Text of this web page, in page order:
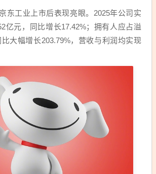
东工业上市后表现亮眼。2025年公司实
亿元，同比增长17.42%；拥有人应占溢
大幅增长203.79%，营收与利润均实现